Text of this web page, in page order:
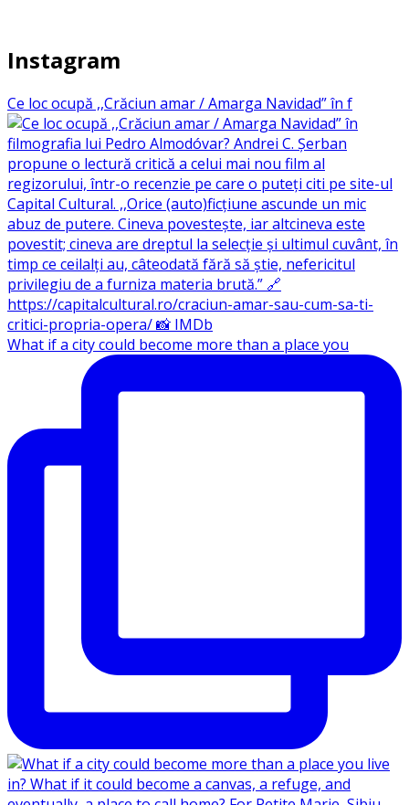
Instagram
Ce loc ocupă ,,Crăciun amar / Amarga Navidad” în f
What if a city could become more than a place you